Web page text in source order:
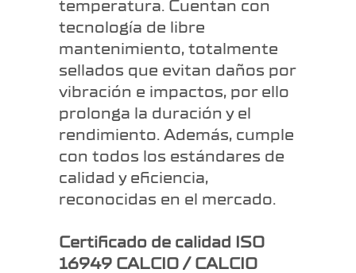
temperatura. Cuentan con
tecnología de libre
mantenimiento, totalmente
sellados que evitan daños por
vibración e impactos, por ello
prolonga la duración y el
rendimiento. Además, cumple
con todos los estándares de
calidad y eficiencia,
reconocidas en el mercado.
Certificado de calidad ISO
16949 CALCIO / CALCIO